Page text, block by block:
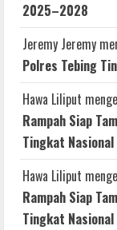
2025–2028
Jeremy Jeremy
Polres Tebing
Hawa Liliput
Rampah Siap
Tingkat
Hawa Liliput
Rampah Siap
Tingkat